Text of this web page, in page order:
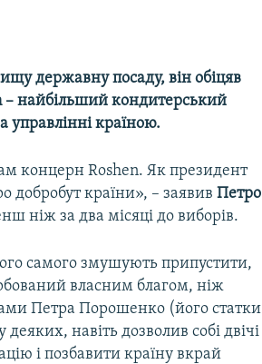
державну посаду, він обіцяв
найбільший кондитерський
управлінні країною.
концерн Roshen. Як президент
добробут країни», – заявивПетро
ніж за два місяці до виборів.
самого змушують припустити,
власним благом, ніж
Петра Порошенко (його статки
навіть дозволив собі двічі
і позбавити країну вкрай